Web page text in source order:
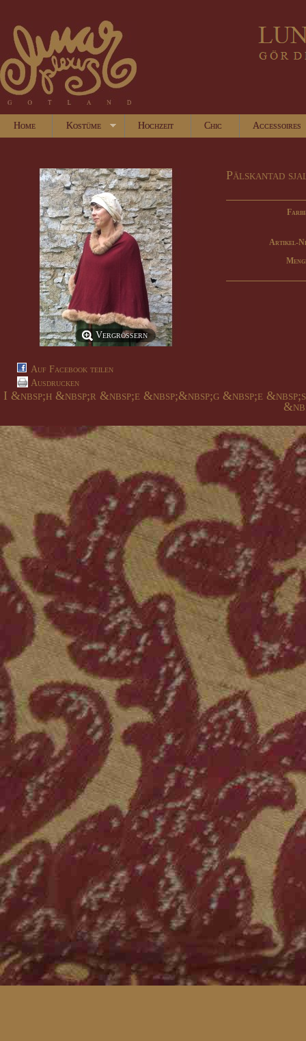
Home Kostüme Hochzeit Chic Accessoires
Vergrößern
Auf Facebook teilen
Ausdrucken
Pälskantad
Artikel-
I &nbsp;h &nbsp;r &nbsp;e &nbsp;&nbsp;g &nbsp;e